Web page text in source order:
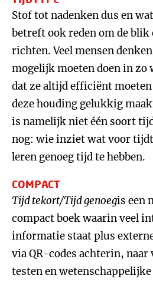
Stof tot nadenken dus en wat
betreft ook reden om de blik
richten. Veel mensen
mogelijk moeten doen in
dat ze altijd efficiënt
deze houding gelukkig
is namelijk niet één soort
nog: wie inziet wat voor
leren genoeg tijd te hebben.
COMPACT
Tijd tekort/Tijd genoegis een
compact boek waarin veel
informatie staat plus
via QR-codes achterin,
testen en